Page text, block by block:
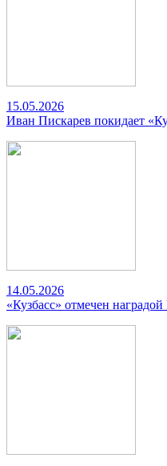
15.05.2026
Иван Пискарев покидает
14.05.2026
«Кузбасс» отмечен